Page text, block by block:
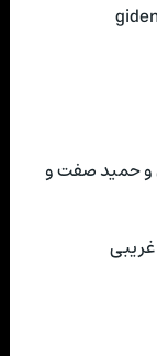
و حمید صفت و